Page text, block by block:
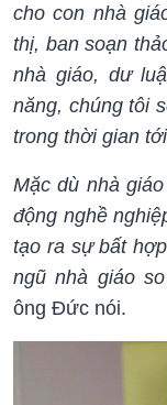
cho con nhà
thị, ban soạn
nhà giáo, dư
năng, chúng tôi
trong thời gian
Mặc dù nhà
động nghề
tạo ra sự bất
ngũ nhà giáo
ông Đức nói.